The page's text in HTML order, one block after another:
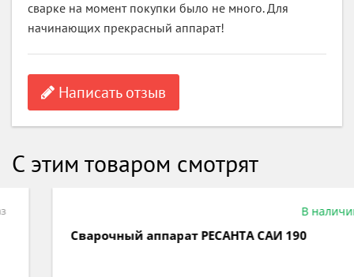
сварке на момент покупки было не много. Для
начинающих прекрасный аппарат!
Написать отзыв
С этим товаром смотрят
В наличии
Сварочный аппарат РЕСАНТА САИ 190